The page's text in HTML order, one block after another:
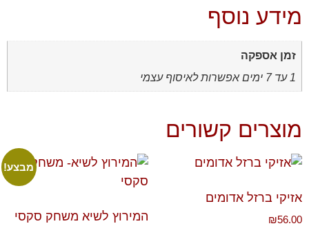
מידע נוסף
זמן אספקה
1 עד 7 ימים אפשרות לאיסוף עצמי
מוצרים קשורים
אזיקי ברזל אדומים
₪56.00
מבצע!
המירוץ לשיא משחק סקסי